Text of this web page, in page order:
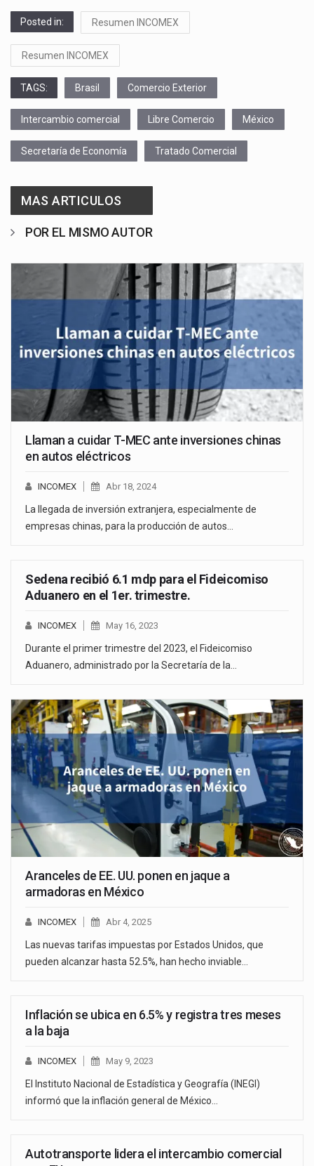
Posted in: Resumen INCOMEX
Resumen INCOMEX
TAGS: Brasil Comercio Exterior
Intercambio comercial Libre Comercio México
Secretaría de Economía Tratado Comercial
MAS ARTICULOS
POR EL MISMO AUTOR
Llaman a cuidar T-MEC ante inversiones chinas
en autos eléctricos
INCOMEX Abr 18, 2024
La llegada de inversión extranjera, especialmente de
empresas chinas, para la producción de autos…
Sedena recibió 6.1 mdp para el Fideicomiso
Aduanero en el 1er. trimestre.
INCOMEX May 16, 2023
Durante el primer trimestre del 2023, el Fideicomiso
Aduanero, administrado por la Secretaría de la…
Aranceles de EE. UU. ponen en jaque a
armadoras en México
INCOMEX Abr 4, 2025
Las nuevas tarifas impuestas por Estados Unidos, que
pueden alcanzar hasta 52.5%, han hecho inviable…
Inflación se ubica en 6.5% y registra tres meses
a la baja
INCOMEX May 9, 2023
El Instituto Nacional de Estadística y Geografía (INEGI)
informó que la inflación general de México…
Autotransporte lidera el intercambio comercial